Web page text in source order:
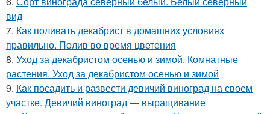
вид
7. Как поливать декабрист в домашних условиях
правильно. Полив во время цветения
8. Уход за декабристом осенью и зимой. Комнатные
растения. Уход за декабристом осенью и зимой
9. Как посадить и развести девичий виноград на своем
участке. Девичий виноград — выращивание